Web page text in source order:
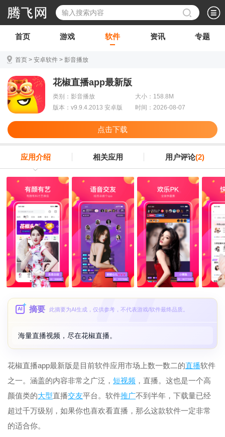
首页 游戏 软件 资讯 专题
首页 > 安卓软件 > 影音播放
花椒直播app最新版
类别：影音播放
大小：158.8M
版本：v9.9.4.2013 安卓版
时间：2026-08-07
点击下载
应用介绍 相关应用 用户评论(2)
AI 摘要 此摘要为AI生成，仅供参考，不代表游戏/软件最终品质。
海量直播视频，尽在花椒直播。
花椒直播app最新版是目前软件应用市场上数一数二的直播软件
之一。涵盖的内容非常之广泛， 短视频 ，直播。这也是一个高
颜值类的大型直播交友平台。软件推广不到半年，下载量已经
超过千万级别，如果你也喜欢看直播，那么这款软件一定非常
的适合你。